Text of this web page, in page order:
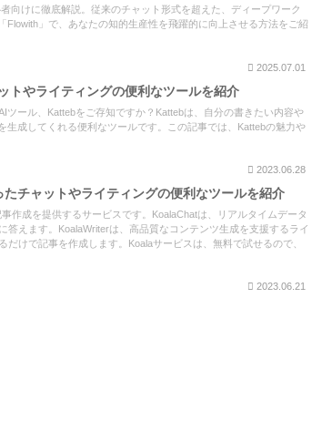
向けに徹底解説。従来のチャット形式を超えた、ディープワーク
」で、あなたの知的生産性を飛躍的に向上させる方法をご紹
2025.07.01
トやライティングの便利なツールを紹介
ツール、Kattebをご存知ですか？Kattebは、自分の書きたい内容や
生成してくれる便利なツールです。この記事では、Kattebの魅力や
2023.06.28
チャットやライティングの便利なツールを紹介
作成を提供するサービスです。KoalaChatは、リアルタイムデータ
答えます。KoalaWriterは、高品質なコンテンツ生成を支援するライ
けで記事を作成します。Koalaサービスは、無料で試せるので、
2023.06.21